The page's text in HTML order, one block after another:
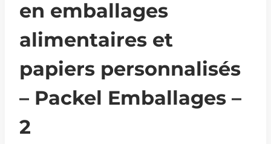
en emballages
alimentaires et
papiers personnalisés
– Packel Emballages –
2